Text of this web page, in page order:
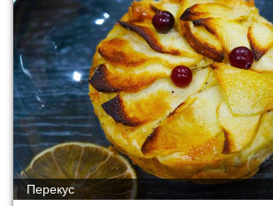
Перекус